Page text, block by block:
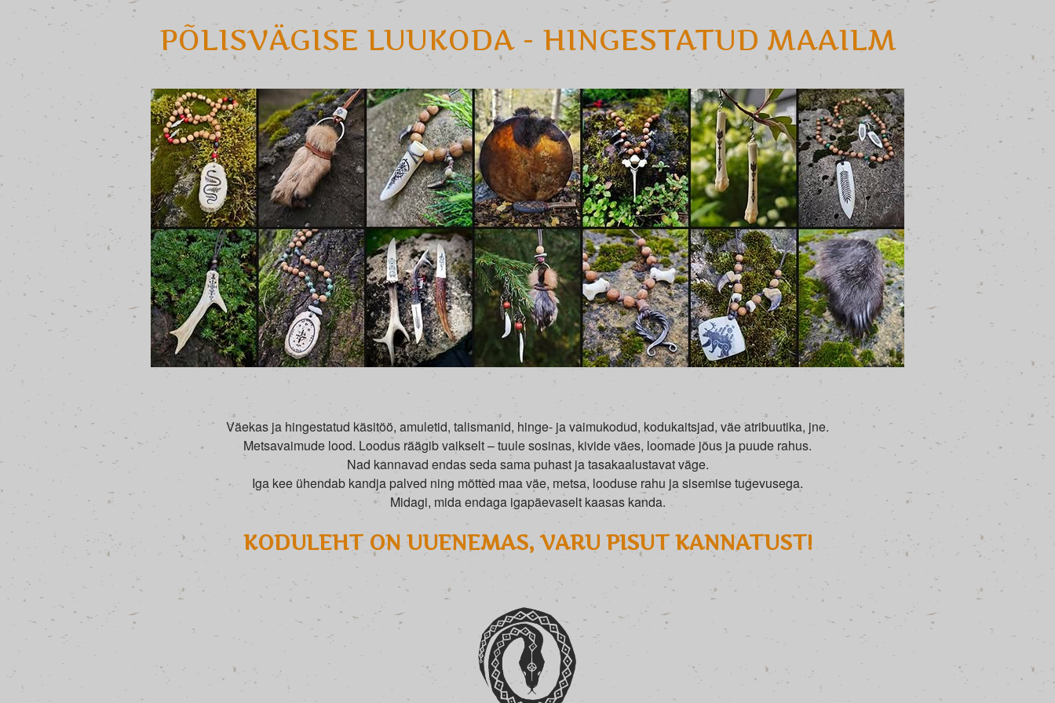
PÕLISVÄGISE LUUKODA - HINGESTATUD MAAILM
Väekas ja hingestatud käsitöö, amuletid, talismanid, hinge- ja vaimukodud, kodukaitsjad, väe atribuutika, jne.
Metsavaimude lood. Loodus räägib vaikselt – tuule sosinas, kivide väes, loomade jõus ja puude rahus.
Nad kannavad endas seda sama puhast ja tasakaalustavat väge.
Iga kee ühendab kandja palved ning mõtted maa väe, metsa, looduse rahu ja sisemise tugevusega.
Midagi, mida endaga igapäevaselt kaasas kanda.
KODULEHT ON UUENEMAS, VARU PISUT KANNATUST!